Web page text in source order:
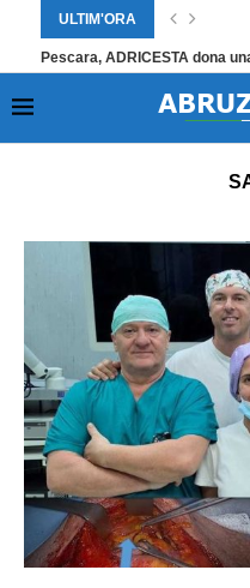
ULTIM'ORA
Giulianova, successo per il
Home